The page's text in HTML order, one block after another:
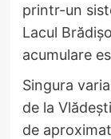
printr-un
Lacul
acumulare
Singura
de la
de